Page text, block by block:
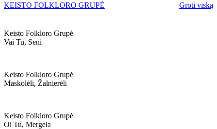
KEISTO FOLKLORO GRUPĖ
Groti viską
Keisto Folkloro Grupė
Vai Tu, Seni
Keisto Folkloro Grupė
Maskolėli, Žalnierėli
Keisto Folkloro Grupė
Oi Tu, Mergela